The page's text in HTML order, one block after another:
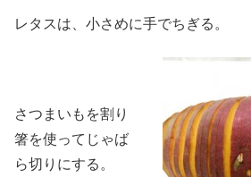
レタスは、小さめに手でちぎる。
さつまいもを割り
箸を使ってじゃば
ら切りにする。